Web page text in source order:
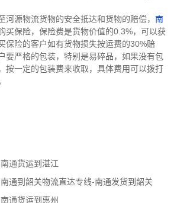
河源物流货物的安全抵达和货物的赔偿， 南
买保险，保险费是货物价值的0.3%，可以获
保险的客户如有货物损失按运费的30%赔
要严格的包装，特别是易碎品，如果没有包
按一定的包装费来收取，具体费用可以拨打
通货运到湛江
通到韶关物流直达专线-南通发货到韶关
通货运到惠州